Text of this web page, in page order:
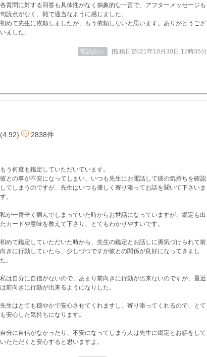
各質問に対する回答も具体性がなく抽象的な一言で、アフターメッセージも
句読点がなく、雑で適当なように感じました。
初めて先生に依頼しましたが、もう依頼しないと思います。ありがとうござ
いました。
電話占い [投稿日]2021年10月30日 12時35分
(4.92) 2838件
もう何度も鑑定していただいています。
彼との事が不安になってしまい、いつも先生にお電話して彼の気持ちを確認
してしまうのですが、先生はいつも優しく寄り添ってお話を聞いて下さいま
す。
私が一番辛く病んでしまっていた時からお世話になっていますが、鑑定も出
たカードや意味を教えて下さり、とてもわかりやすいです。
初めて鑑定していただいた時から、先生の鑑定とお話しに勇気づけられて前
向きに行動していたら、少しづつですが彼との関係が良好になってきまし
た。
私は自分に自信がないので、あまり前向きに行動が出来ないのですが、最近
は前向きに行動が出来るようになりした。
先生はとても穏やかで安心させてくれますし、寄り添ってくれるので、とて
も安心した気持ちになります。
自分に自信がなかったり、不安になってしまう人は先生に鑑定とお話をして
いたただくと安心すると思いますよ。